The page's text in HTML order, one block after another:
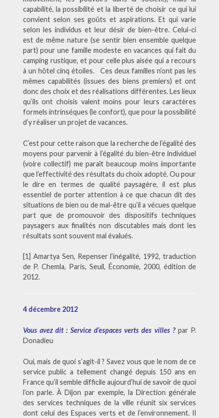
capabilité, la possibilité et la liberté de choisir ce qui lui
convient selon ses goûts et aspirations. Et qui varie
selon les individus et leur désir de bien-être. Celui-ci
est de même nature (se sentir bien ensemble quelque
part) pour une famille modeste en vacances qui fait du
camping rustique, et pour celle plus aisée qui a recours
à un hôtel cinq étoiles. Ces deux familles n’ont pas les
mêmes capabilités (issues des biens premiers) et ont
donc des choix et des réalisations différentes. Les lieux
qu’ils ont choisis valent moins pour leurs caractères
formels intrinséques (le confort), que pour la possibilité
d’y réaliser un projet de vacances.
C’est pour cette raison que la recherche de l’égalité des
moyens pour parvenir à l’égalité du bien-être individuel
(voire collectif) me paraît beaucoup moins importante
que l’effectivité des résultats du choix adopté. Ou pour
le dire en termes de qualité paysagère, il est plus
essentiel de porter attention à ce que chacun dit des
situations de bien ou de mal-être qu’il a vécues quelque
part que de promouvoir des dispositifs techniques
paysagers aux finalités non discutables mais dont les
résultats sont souvent mal évalués.
[1] Amartya Sen, Repenser l’inégalité, 1992, traduction
de P. Chemla, Paris, Seuil, Économie, 2000, édition de
2012.
4 décembre 2012
Vous avez dit : Service d’espaces verts des villes ?par P.
Donadieu
Oui, mais de quoi s’agit-il ? Savez vous que le nom de ce
service public a tellement changé depuis 150 ans en
France qu’il semble difficile aujourd’hui de savoir de quoi
l’on parle. À Dijon par exemple, la Direction générale
des services techniques de la ville réunit six services
dont celui des Espaces verts et de l’environnement. Il